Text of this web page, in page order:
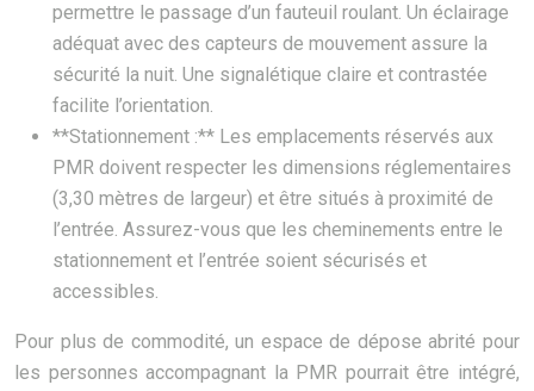
permettre le passage d’un fauteuil roulant. Un éclairage
adéquat avec des capteurs de mouvement assure la
sécurité la nuit. Une signalétique claire et contrastée
facilite l’orientation.
**Stationnement :** Les emplacements réservés aux
PMR doivent respecter les dimensions réglementaires
(3,30 mètres de largeur) et être situés à proximité de
l’entrée. Assurez-vous que les cheminements entre le
stationnement et l’entrée soient sécurisés et
accessibles.
Pour plus de commodité, un espace de dépose abrité pour
les personnes accompagnant la PMR pourrait être intégré,